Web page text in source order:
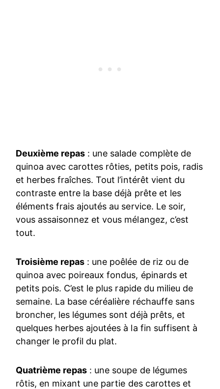
Deuxième repas : une salade complète de
quinoa avec carottes rôties, petits pois, radis
et herbes fraîches. Tout l’intérêt vient du
contraste entre la base déjà prête et les
éléments frais ajoutés au service. Le soir,
vous assaisonnez et vous mélangez, c’est
tout.
Troisième repas : une poêlée de riz ou de
quinoa avec poireaux fondus, épinards et
petits pois. C’est le plus rapide du milieu de
semaine. La base céréalière réchauffe sans
broncher, les légumes sont déjà prêts, et
quelques herbes ajoutées à la fin suffisent à
changer le profil du plat.
Quatrième repas : une soupe de légumes
rôtis, en mixant une partie des carottes et